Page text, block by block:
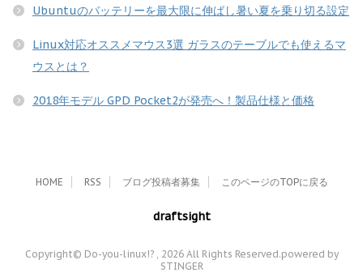
Ubuntuのバッテリーを最大限に伸ばし暑い夏を乗り切る設定
Linux対応オススメマウス3選 ガラスのテーブルでも使えるマ
ウスとは？
2018年モデル GPD Pocket2が発売へ！製品仕様と価格
HOME RSS ブログ投稿者募集 このページのTOPに戻る
draftsight
Copyright© Do-you-linux!? , 2026 All Rights Reserved.powered by
STINGER